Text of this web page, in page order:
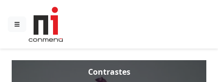
Contrastes